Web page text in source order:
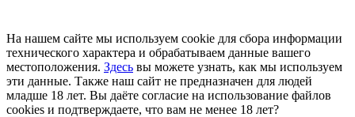
На нашем сайте мы используем cookie для сбора информации
технического характера и обрабатываем данные вашего
местоположения. Здесь вы можете узнать, как мы используем
эти данные. Также наш сайт не предназначен для людей
младше 18 лет. Вы даёте согласие на использование файлов
cookies и подтверждаете, что вам не менее 18 лет?